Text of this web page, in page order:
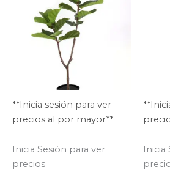
**Inicia sesión para ver
precios al por mayor**
Inicia Sesión para ver
precios
Inicia